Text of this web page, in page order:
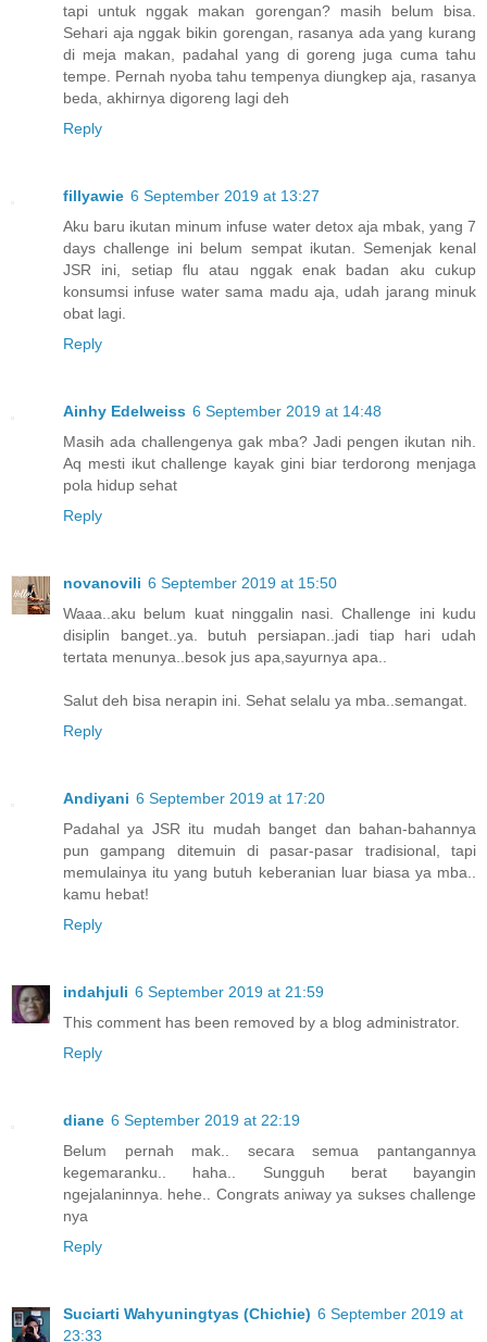
tapi untuk nggak makan gorengan? masih belum bisa.
Sehari aja nggak bikin gorengan, rasanya ada yang kurang
di meja makan, padahal yang di goreng juga cuma tahu
tempe. Pernah nyoba tahu tempenya diungkep aja, rasanya
beda, akhirnya digoreng lagi deh
Reply
fillyawie 6 September 2019 at 13:27
Aku baru ikutan minum infuse water detox aja mbak, yang 7
days challenge ini belum sempat ikutan. Semenjak kenal
JSR ini, setiap flu atau nggak enak badan aku cukup
konsumsi infuse water sama madu aja, udah jarang minuk
obat lagi.
Reply
Ainhy Edelweiss 6 September 2019 at 14:48
Masih ada challengenya gak mba? Jadi pengen ikutan nih.
Aq mesti ikut challenge kayak gini biar terdorong menjaga
pola hidup sehat
Reply
novanovili 6 September 2019 at 15:50
Waaa..aku belum kuat ninggalin nasi. Challenge ini kudu
disiplin banget..ya. butuh persiapan..jadi tiap hari udah
tertata menunya..besok jus apa,sayurnya apa..
Salut deh bisa nerapin ini. Sehat selalu ya mba..semangat.
Reply
Andiyani 6 September 2019 at 17:20
Padahal ya JSR itu mudah banget dan bahan-bahannya
pun gampang ditemuin di pasar-pasar tradisional, tapi
memulainya itu yang butuh keberanian luar biasa ya mba..
kamu hebat!
Reply
indahjuli 6 September 2019 at 21:59
This comment has been removed by a blog administrator.
Reply
diane 6 September 2019 at 22:19
Belum pernah mak.. secara semua pantangannya
kegemaranku.. haha.. Sungguh berat bayangin
ngejalaninnya. hehe.. Congrats aniway ya sukses challenge
nya
Reply
Suciarti Wahyuningtyas (Chichie) 6 September 2019 at
23:33